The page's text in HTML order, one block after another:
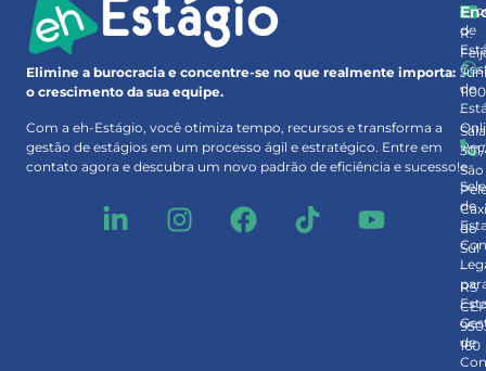
Elimine a burocracia e concentre-se no que realmente importa:
o crescimento da sua equipe.
Com a eh-Estágio, você otimiza tempo, recursos e transforma a
gestão de estágios em um processo ágil e estratégico. Entre em
contato agora e descubra um novo padrão de eficiência e sucesso!
de
de
e
de
de
R.
1100
–
Sala
São
do
Sul
–
RS
160